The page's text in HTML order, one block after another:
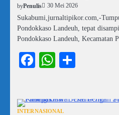
byPenulis 30 Mei 2026
Sukabumi,jurnaltipikor.com,-
Pondokkaso Landeuh, tepat
Pondokkaso Landeuh, Kecamatan
Facebook
WhatsApp
INTERNASIONAL